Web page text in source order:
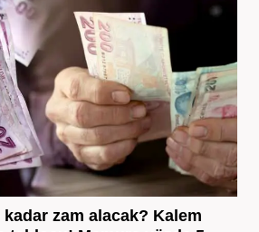
zam alacak? Kalem